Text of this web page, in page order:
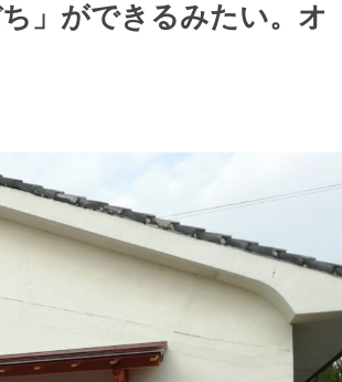
」ができるみたい。オ